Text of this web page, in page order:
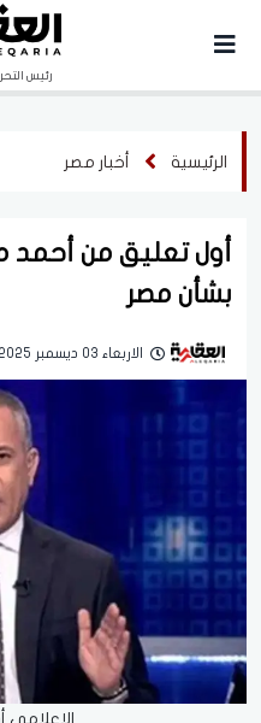
رئيس
الرئيسية أخبار مصر
أول تعليق من أحمد
بشأن مصر
الاربعاء 03 ديسمبر 2025 | 09:39 مساءً